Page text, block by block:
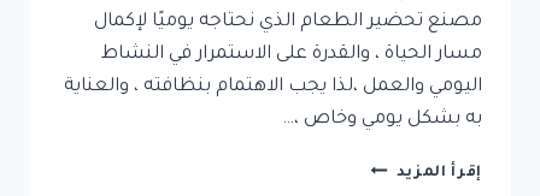
مصنع تحضير الطعام الذي نحتاجه يوميًا لإكمال
مسار الحياة ، والقدرة على الاستمرار في النشاط
اليومي والعمل ،لذا يجب الاهتمام بنظافته ، والعناية
به بشكل يومي وخاص ،…
إقرأ المزيد شركة